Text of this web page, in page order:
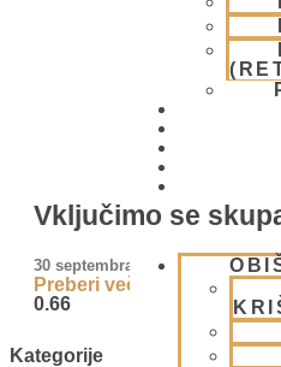
Vključimo se
30 septembra, 2025
Preberi več »
Kategorije